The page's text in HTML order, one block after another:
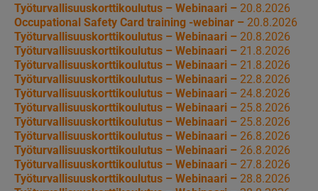
Työturvallisuuskorttikoulutus – Webinaari – 20.8.2026
Occupational Safety Card training -webinar – 20.8.2026
Työturvallisuuskorttikoulutus – Webinaari – 20.8.2026
Työturvallisuuskorttikoulutus – Webinaari – 21.8.2026
Työturvallisuuskorttikoulutus – Webinaari – 21.8.2026
Työturvallisuuskorttikoulutus – Webinaari – 22.8.2026
Työturvallisuuskorttikoulutus – Webinaari – 24.8.2026
Työturvallisuuskorttikoulutus – Webinaari – 25.8.2026
Työturvallisuuskorttikoulutus – Webinaari – 25.8.2026
Työturvallisuuskorttikoulutus – Webinaari – 26.8.2026
Työturvallisuuskorttikoulutus – Webinaari – 26.8.2026
Työturvallisuuskorttikoulutus – Webinaari – 27.8.2026
Työturvallisuuskorttikoulutus – Webinaari – 28.8.2026